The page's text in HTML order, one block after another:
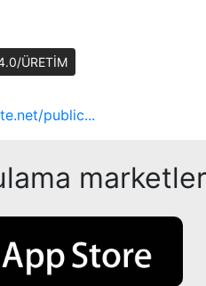
ÜRETİM
public...